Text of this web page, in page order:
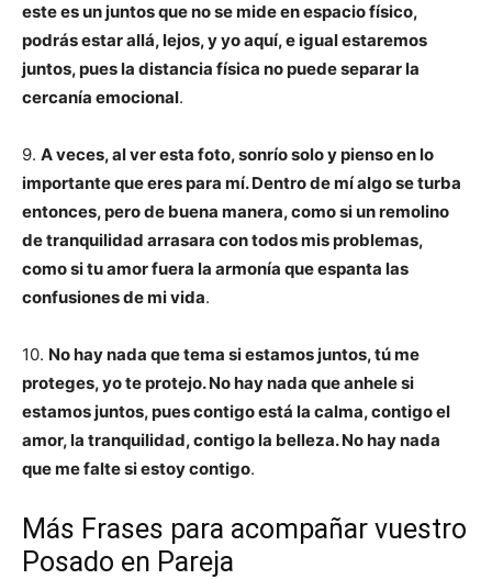
este es un juntos que no se mide en espacio físico,
podrás estar allá, lejos, y yo aquí, e igual estaremos
juntos, pues la distancia física no puede separar la
cercanía emocional.
9. A veces, al ver esta foto, sonrío solo y pienso en lo
importante que eres para mí. Dentro de mí algo se turba
entonces, pero de buena manera, como si un remolino
de tranquilidad arrasara con todos mis problemas,
como si tu amor fuera la armonía que espanta las
confusiones de mi vida.
10. No hay nada que tema si estamos juntos, tú me
proteges, yo te protejo. No hay nada que anhele si
estamos juntos, pues contigo está la calma, contigo el
amor, la tranquilidad, contigo la belleza. No hay nada
que me falte si estoy contigo.
Más Frases para acompañar vuestro
Posado en Pareja